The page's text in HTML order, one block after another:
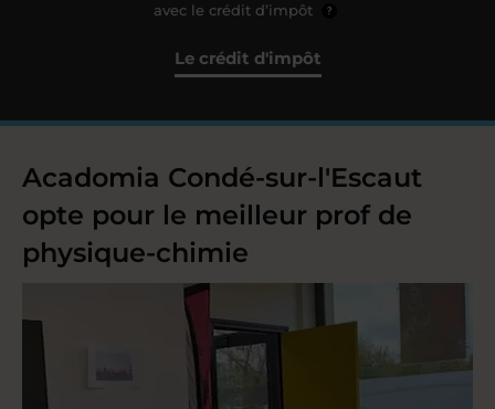
avec le crédit d’impôt ?
Le crédit d'impôt
Acadomia Condé-sur-l'Escaut
opte pour le meilleur prof de
physique-chimie